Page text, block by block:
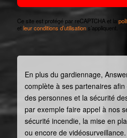
Ce site est protégé par reCAPTCHA et la
etleur conditions d’utilisations’appliquent.
En plus du gardiennage,
complète à ses partenaires afin
des personnes et la sécurité
par exemple faire appel à nos
sécurité incendie, la mise en
ou encore de